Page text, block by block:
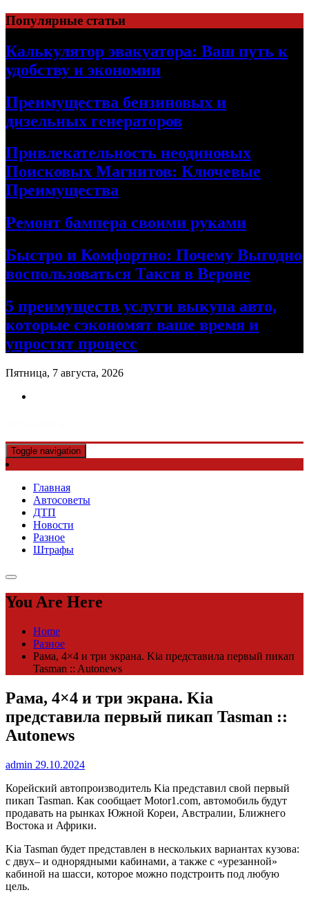
Skip
to
content
Популярные статьи
Калькулятор эвакуатора: Ваш путь к
удобству и экономии
Преимущества бензиновых и
дизельных генераторов
Привлекательность неодиновых
Поисковых Магнитов: Ключевые
Преимущества
Ремонт бампера своими руками
Быстро и Комфортно: Почему Выгодно
воспользоваться Такси в Вероне
5 преимуществ услуги выкупа авто,
которые сэкономят ваше время и
упростят процесс
Пятница, 7 августа, 2026
Toggle navigation
Главная
Автосоветы
ДТП
Новости
Разное
Штрафы
You Are Here
Home
Разное
Рама, 4×4 и три экрана. Kia представила первый пикап
Tasman :: Autonews
Рама, 4×4 и три экрана. Kia
представила первый пикап Tasman ::
Autonews
admin 29.10.2024
Корейский автопроизводитель Kia представил свой первый
пикап Tasman. Как сообщает Motor1.com, автомобиль будут
продавать на рынках Южной Кореи, Австралии, Ближнего
Востока и Африки.
Kia Tasman будет представлен в нескольких вариантах кузова:
с двух– и однорядными кабинами, а также с «урезанной»
кабиной на шасси, которое можно подстроить под любую
цель.